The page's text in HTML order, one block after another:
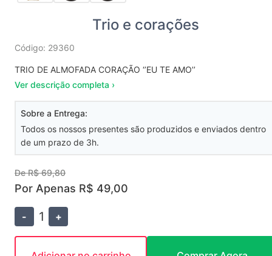
Trio e corações
Código: 29360
TRIO DE ALMOFADA CORAÇÃO ‘’EU TE AMO’’
Ver descrição completa ›
Sobre a Entrega:
Todos os nossos presentes são produzidos e enviados dentro
de um prazo de 3h.
De R$ 69,80
Por Apenas R$ 49,00
- 1 +